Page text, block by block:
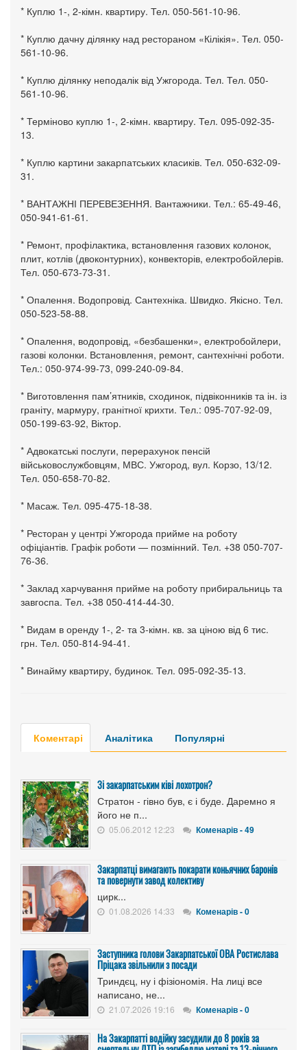
* Куплю 1-, 2-кімн. квартиру. Тел. 050-561-10-96.
* Куплю дачну ділянку над рестораном «Кілікія». Тел. 050-
561-10-96.
* Куплю ділянку неподалік від Ужгорода. Тел. Тел. 050-
561-10-96.
* Терміново куплю 1-, 2-кімн. квартиру. Тел. 095-092-35-
13.
* Куплю картини закарпатських класиків. Тел. 050-632-09-
31.
* ВАНТАЖНІ ПЕРЕВЕЗЕННЯ. Вантажники. Тел.: 65-49-46,
050-941-61-61.
* Ремонт, профілактика, встановлення газових колонок,
плит, котлів (двоконтурних), конвекторів, електробойлерів.
Тел. 050-673-73-31.
* Опалення. Водопровід. Сантехніка. Швидко. Якісно. Тел.
050-523-58-88.
* Опалення, водопровід, «безбашенки», електробойлери,
газові колонки. Встановлення, ремонт, сантехнічні роботи.
Тел.: 050-974-99-73, 099-240-09-84.
* Виготовлення пам’ятників, сходинок, підвіконників та ін. із
граніту, мармуру, гранітної крихти. Тел.: 095-707-92-09,
050-199-63-92, Віктор.
* Адвокатські послуги, перерахунок пенсій
військовослужбовцям, МВС. Ужгород, вул. Корзо, 13/12.
Тел. 050-658-70-82.
* Масаж. Тел. 095-475-18-38.
* Ресторан у центрі Ужгорода прийме на роботу
офіціантів. Графік роботи — позмінний. Тел. +38 050-707-
76-36.
* Заклад харчування прийме на роботу прибиральниць та
завгоспа. Тел. +38 050-414-44-30.
* Видам в оренду 1-, 2- та 3-кімн. кв. за ціною від 6 тис.
грн. Тел. 050-814-94-41.
* Винайму квартиру, будинок. Тел. 095-092-35-13.
Коментарі Аналітика Популярні
Зі закарпатським ківі лохотрон?
Стратон - гівно був, є і буде. Даремно я
його не п...
05.06.2012 12:23 Коменарів - 49
Закарпатці вимагають покарати коньячних баронів
та повернути завод колективу
цирк...
01.08.2026 14:33 Коменарів - 0
Заступника голови Закарпатської ОВА Ростислава
Пріцака звільнили з посади
Триндєц, ну і фізіономія. На лиці все
написано, не...
21.07.2026 19:16 Коменарів - 0
На Закарпатті водійку засудили до 8 років за